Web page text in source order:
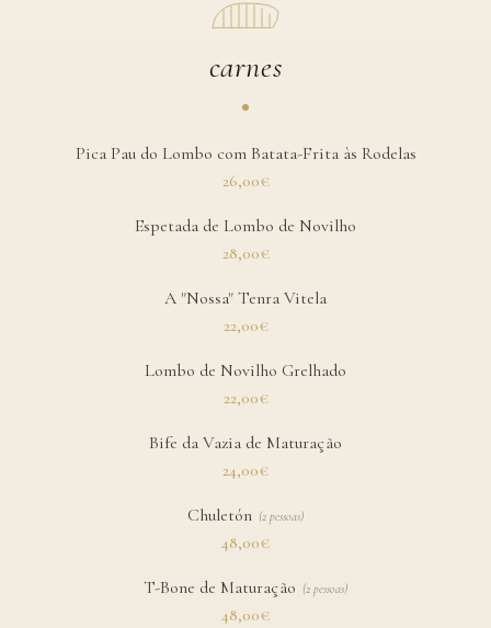
carnes
Pica Pau do Lombo com Batata-Frita às Rodelas
26,00€
Espetada de Lombo de Novilho
28,00€
A "Nossa" Tenra Vitela
22,00€
Lombo de Novilho Grelhado
22,00€
Bife da Vazia de Maturação
24,00€
Chuletón (2 pessoas)
48,00€
T-Bone de Maturação (2 pessoas)
48,00€